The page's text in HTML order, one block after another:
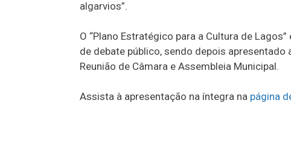
algarvios”.
O “Plano Estratégico para a Cultura de
de debate público, sendo depois
Reunião de Câmara e Assembleia Municipal.
Assista à apresentação na íntegra na página